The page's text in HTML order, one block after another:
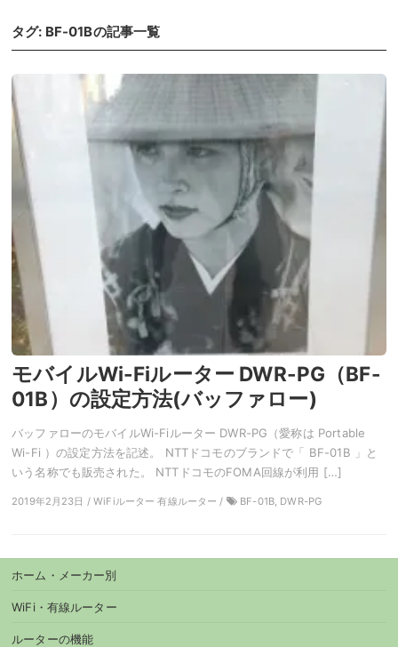
タグ: BF-01Bの記事一覧
モバイルWi-Fiルーター DWR-PG（BF-
01B）の設定方法(バッファロー)
バッファローのモバイルWi-Fiルーター DWR-PG（愛称は Portable
Wi-Fi ）の設定方法を記述。 NTTドコモのブランドで「 BF-01B 」と
いう名称でも販売された。 NTTドコモのFOMA回線が利用 […]
2019年2月23日 / WiFiルーター 有線ルーター / BF-01B, DWR-PG
ホーム・メーカー別
WiFi・有線ルーター
ルーターの機能